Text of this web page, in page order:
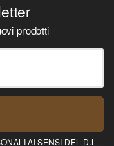
prodotti
AI SENSI DEL D.L.